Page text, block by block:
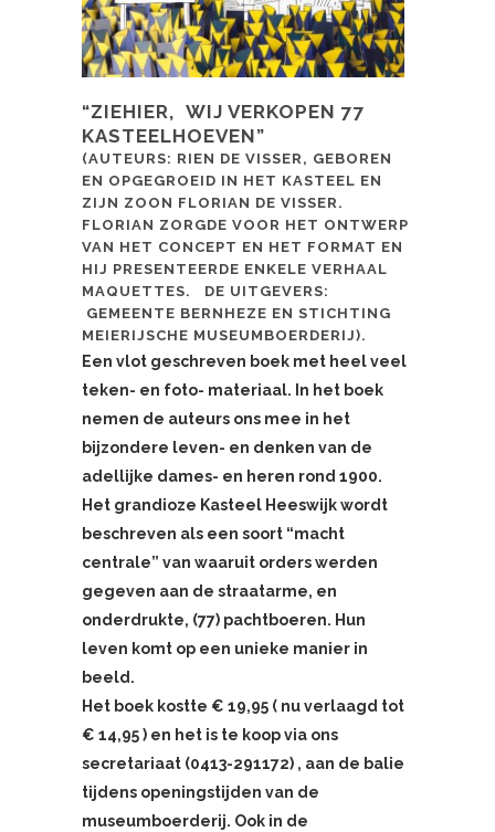
“ZIEHIER, WIJ VERKOPEN 77
KASTEELHOEVEN”
(AUTEURS: RIEN DE VISSER, GEBOREN
EN OPGEGROEID IN HET KASTEEL EN
ZIJN ZOON FLORIAN DE VISSER.
FLORIAN ZORGDE VOOR HET ONTWERP
VAN HET CONCEPT EN HET FORMAT EN
HIJ PRESENTEERDE ENKELE VERHAAL
MAQUETTES. DE UITGEVERS:
GEMEENTE BERNHEZE EN STICHTING
MEIERIJSCHE MUSEUMBOERDERIJ).
Een vlot geschreven boek met heel veel
teken- en foto- materiaal. In het boek
nemen de auteurs ons mee in het
bijzondere leven- en denken van de
adellijke dames- en heren rond 1900.
Het grandioze Kasteel Heeswijk wordt
beschreven als een soort “macht
centrale” van waaruit orders werden
gegeven aan de straatarme, en
onderdrukte, (77) pachtboeren. Hun
leven komt op een unieke manier in
beeld.
Het boek kostte € 19,95 ( nu verlaagd tot
€ 14,95 ) en het is te koop via ons
secretariaat (0413-291172) , aan de balie
tijdens openingstijden van de
museumboerderij. Ook in de